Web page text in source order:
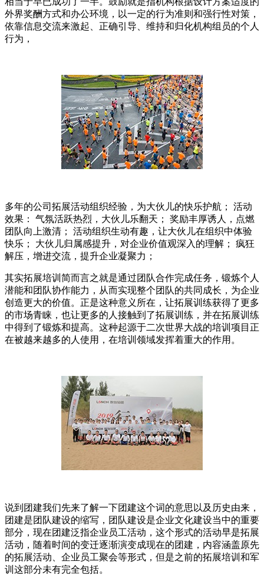
外界奖酬方式和办公环境，以一定的行为准则和强行性对策，
依靠信息交流来激起、正确引导、维持和归化机构组员的个人
行为，
多年的公司拓展活动组织经验，为大伙儿的快乐护航； 活动
效果： 气氛活跃热烈，大伙儿乐翻天； 奖励丰厚诱人，点燃
团队向上激清； 活动组织生动有趣，让大伙儿在组织中体验
快乐； 大伙儿归属感提升，对企业价值观深入的理解； 疯狂
解压，增进交流，提升企业凝聚力；
其实拓展培训简而言之就是通过团队合作完成任务，锻炼个人
潜能和团队协作能力，从而实现整个团队的共同成长，为企业
创造更大的价值。正是这种意义所在，让拓展训练获得了更多
的市场青睐，也让更多的人接触到了拓展训练，并在拓展训练
中得到了锻炼和提高。这种起源于二次世界大战的培训项目正
在被越来越多的人使用，在培训领域发挥着重大的作用。
说到团建我们先来了解一下团建这个词的意思以及历史由来，
团建是团队建设的缩写，团队建设是企业文化建设当中的重要
部分，现在团建泛指企业员工活动，这个形式的活动早是拓展
活动，随着时间的变迁逐渐演变成现在的团建，内容涵盖原先
的拓展活动、企业员工聚会等形式，但是之前的拓展培训和军
训这部分未有完全包括。